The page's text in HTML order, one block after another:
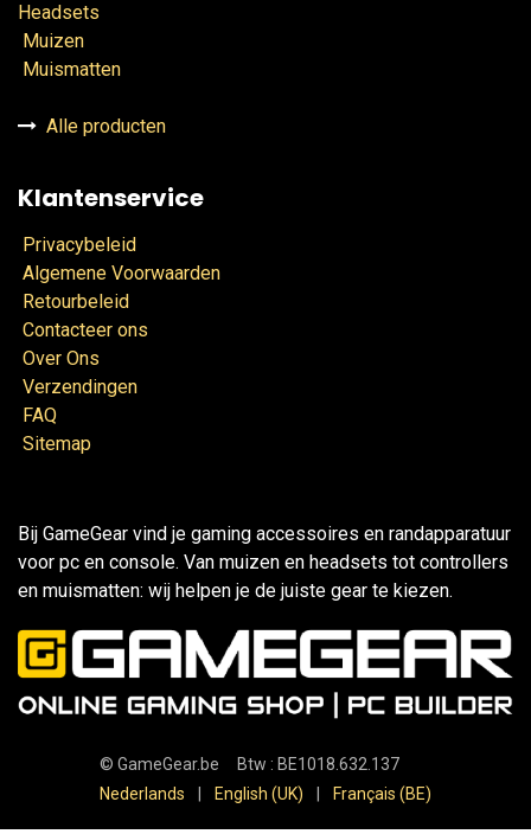
Headsets
Muizen
Muismatten
Alle producten
Klantenservice
Privacybeleid
Algemene Voorwaarden
Retourbeleid
Contacteer ons
Over Ons
Verzendingen
FAQ
Sitemap
Bij GameGear vind je gaming accessoires en randapparatuur
voor pc en console. Van muizen en headsets tot controllers
en muismatten: wij helpen je de juiste gear te kiezen.
© GameGear.be Btw : BE1018.632.137
Nederlands
English (UK) Français (BE)